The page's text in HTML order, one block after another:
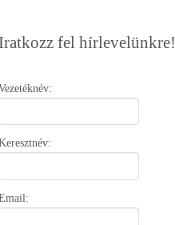
Iratkozz fel hírlevelünkre!